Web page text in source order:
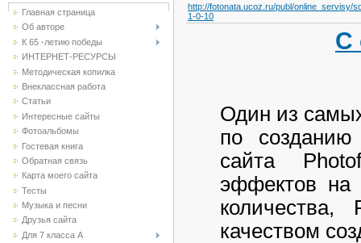
Главная страница
Об авторе
К 65 -летию победы
ИНТЕРНЕТ-РЕСУРСЫ
Методическая копилка
Внеклассная работа
Статьи
Интересные сайты
Фотоальбомы
Гостевая книга
Обратная связь
Карта моего сайта
Тесты
Музыка и песни
Друзья сайта
Для 7 класса А
http://fotonata.ucoz.ru/publ/online_servisy/
1-0-10
С
Один из
по
сайта
эффектов на
количества,
качеством